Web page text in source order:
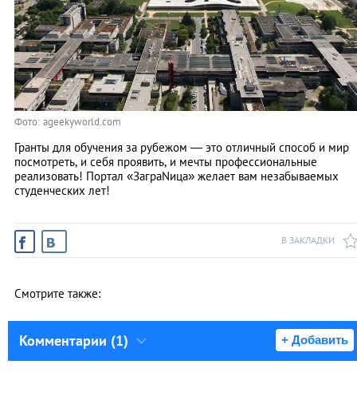
Фото: ageekyworld.com
Гранты для обучения за рубежом — это отличный способ и мир
посмотреть, и себя проявить, и мечты профессиональные
реализовать! Портал «ЗаграNица» желает вам незабываемых
студенческих лет!
В ЗАКЛАДКИ
Смотрите также:
Комментарии (1) + Добавить